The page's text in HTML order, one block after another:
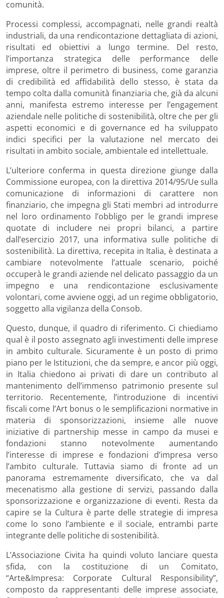
comunità.
Processi complessi, accompagnati, nelle grandi realtà
industriali, da una rendicontazione dettagliata di azioni,
risultati ed obiettivi a lungo termine. Del resto,
l’importanza strategica delle performance delle
imprese, oltre il perimetro di business, come garanzia
di credibilità ed affidabilità dello stesso, è stata da
tempo colta dalla comunità finanziaria che, già da alcuni
anni, manifesta estremo interesse per l’engagement
aziendale nelle politiche di sostenibilità, oltre che per gli
aspetti economici e di governance ed ha sviluppato
indici specifici per la valutazione nel mercato dei
risultati in ambito sociale, ambientale ed intellettuale.
L’ulteriore conferma in questa direzione giunge dalla
Commissione europea, con la direttiva 2014/95/Ue sulla
comunicazione di informazioni di carattere non
finanziario, che impegna gli Stati membri ad introdurre
nel loro ordinamento l’obbligo per le grandi imprese
quotate di includere nei propri bilanci, a partire
dall’esercizio 2017, una informativa sulle politiche di
sostenibilità. La direttiva, recepita in Italia, è destinata a
cambiare notevolmente l’attuale scenario, poiché
occuperà le grandi aziende nel delicato passaggio da un
impegno e una rendicontazione esclusivamente
volontari, come avviene oggi, ad un regime obbligatorio,
soggetto alla vigilanza della Consob.
Questo, dunque, il quadro di riferimento. Ci chiediamo
qual è il posto assegnato agli investimenti delle imprese
in ambito culturale. Sicuramente è un posto di primo
piano per le Istituzioni, che da sempre, e ancor più oggi,
in Italia chiedono ai privati di dare un contributo al
mantenimento dell’immenso patrimonio presente sul
territorio. Recentemente, l’introduzione di incentivi
fiscali come l’Art bonus o le semplificazioni normative in
materia di sponsorizzazioni, insieme alle nuove
iniziative di partnership messe in campo da musei e
fondazioni stanno notevolmente aumentando
l’interesse di imprese e fondazioni d’impresa verso
l’ambito culturale. Tuttavia siamo di fronte ad un
panorama estremamente diversificato, che va dal
mecenatismo alla gestione di servizi, passando dalla
sponsorizzazione e organizzazione di eventi. Resta da
capire se la Cultura è parte delle strategie di impresa
come lo sono l’ambiente e il sociale, entrambi parte
integrante delle politiche di sostenibilità.
L’Associazione Civita ha quindi voluto lanciare questa
sfida, con la costituzione di un Comitato,
“Arte&Impresa: Corporate Cultural Responsibility”,
composto da rappresentanti delle imprese associate,